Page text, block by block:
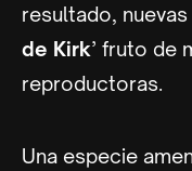
resultado,
de Kirk’ fruto de
reproductoras.
Una especie